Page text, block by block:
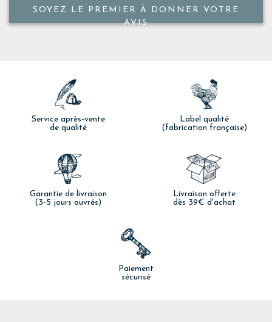
SOYEZ LE PREMIER À DONNER VOTRE
AVIS
Service après-vente
de qualité
Label qualité
(fabrication française)
Garantie de livraison
(3-5 jours ouvrés)
Livraison offerte
dès 39€ d'achat
Paiement
sécurisé